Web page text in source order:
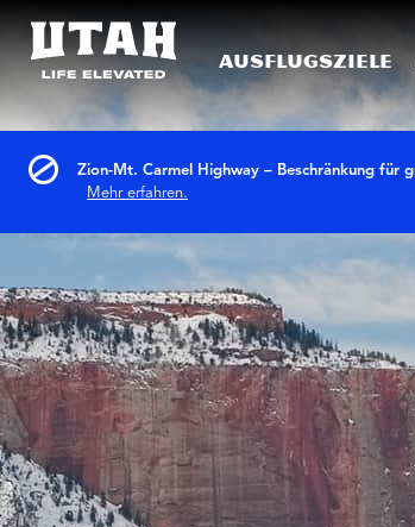
Ausflugsziele
Zion-Mt. Carmel Highway – Beschränkung für
Mehr erfahren.